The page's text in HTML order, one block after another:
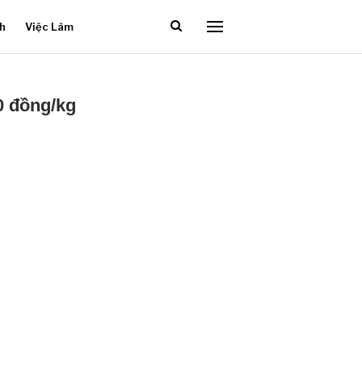
Việc Làm
đồng/kg